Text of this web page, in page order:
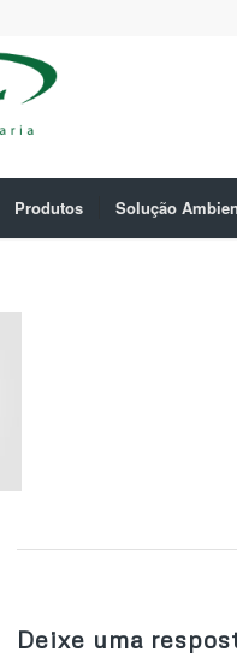
Produtos Solução
Deixe uma